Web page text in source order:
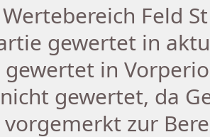
Wertebereich Feld
gewertet in
gewertet in
gewertet, da
vorgemerkt zur